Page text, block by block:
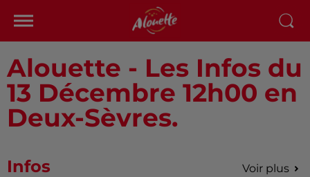
Alouette - Les Infos du
13 Décembre 12h00 en
Deux-Sèvres.
Infos Voir plus